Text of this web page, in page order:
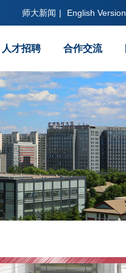
师大新闻 | English Version
人才招聘 合作交流